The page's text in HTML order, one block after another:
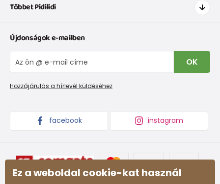
Szállítás és fizetés
Cipőmérettáblázat
IVisszaküldések és reklamációk
Panaszkezelési eljárás
Többet Pidilidi
Rólunk
Nagykereskedelem PiDiLiDi
Áruk begyűjtése
Újdonságok e-mailben
OK
Hozzájárulás a hírlevél küldéséhez
facebook instagram
Ez a weboldal cookie-kat használ